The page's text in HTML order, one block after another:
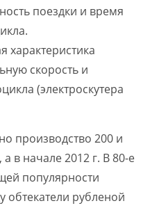
поездки и время
характеристика
скорость и
(электроскутера
производство 200 и
в начале 2012 г. В 80-е
популярности
обтекатели рубленой